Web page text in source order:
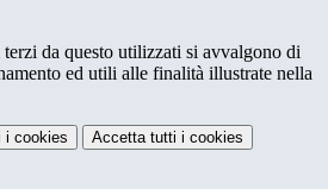
da questo utilizzati si avvalgono di
ed utili alle finalità illustrate nella
i cookies Accetta tutti i cookies